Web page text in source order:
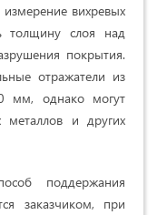
вихревых
толщину слоя над
покрытия.
отражатели из
мм, однако могут
металлов и других
поддержания
заказчиком, при